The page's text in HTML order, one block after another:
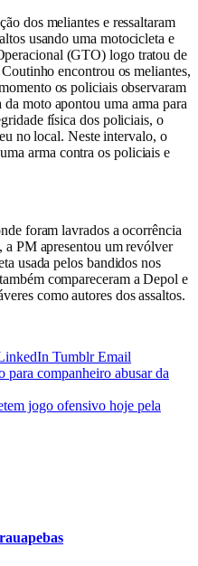
dos meliantes e ressaltaram
usando uma motocicleta e
(GTO) logo tratou de
encontrou os meliantes,
os policiais observaram
moto apontou uma arma para
física dos policiais, o
no local. Neste intervalo, o
arma contra os policiais e
foram lavrados a ocorrência
a PM apresentou um revólver
usada pelos bandidos nos
compareceram a Depol e
como autores dos assaltos.
Tumblr Email
para companheiro abusar da
jogo ofensivo hoje pela